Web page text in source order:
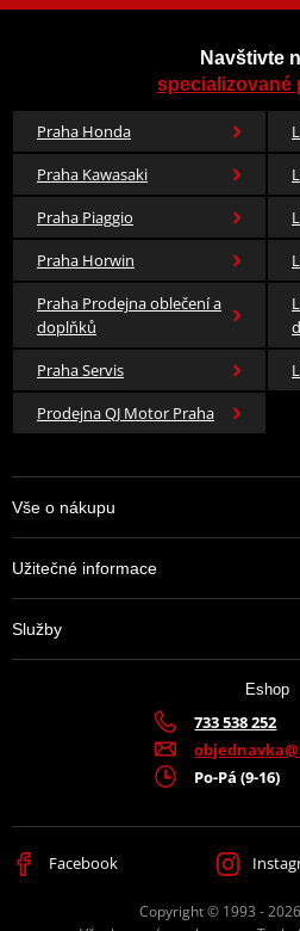
Navštivte
specializované
Praha Honda
Praha Kawasaki
Praha Piaggio
Praha Horwin
Praha Prodejna oblečení a
doplňků
Praha Servis
Prodejna QJ Motor Praha
Vše o nákupu
Užitečné informace
Služby
Eshop
733 538 252
Po-Pá (9-16)
Facebook
Copyright © 1993 -